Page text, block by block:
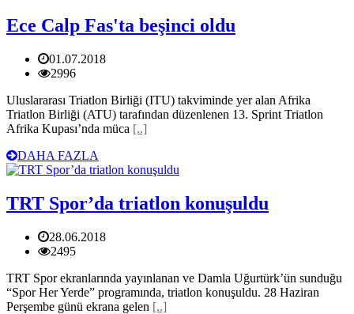
Ece Calp Fas'ta beşinci oldu
01.07.2018
2996
Uluslararası Triatlon Birliği (ITU) takviminde yer alan Afrika
Triatlon Birliği (ATU) tarafından düzenlenen 13. Sprint Triatlon
Afrika Kupası’nda müca [..]
DAHA FAZLA
TRT Spor’da triatlon konuşuldu
28.06.2018
2495
TRT Spor ekranlarında yayınlanan ve Damla Uğurtürk’ün sunduğu
“Spor Her Yerde” programında, triatlon konuşuldu. 28 Haziran
Perşembe günü ekrana gelen [..]